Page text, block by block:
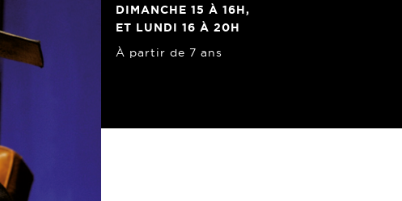
DIMANCHE 15 À 16H,
ET LUNDI 16 À 20H
À partir de 7 ans